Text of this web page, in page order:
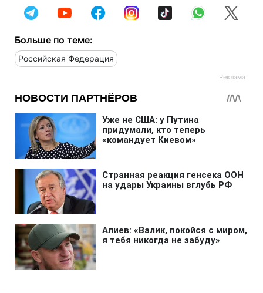
Больше по теме:
Российская Федерация